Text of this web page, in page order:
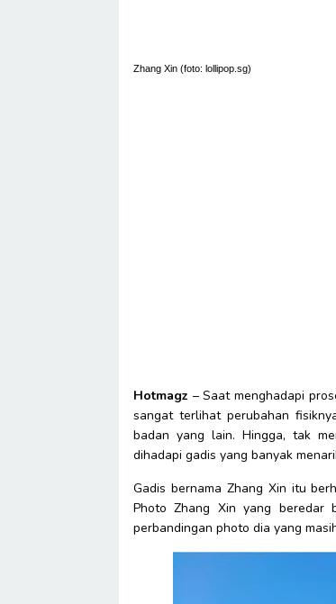
Zhang Xin (foto: lollipop.sg)
Hotmagz – Saat menghadapi
sangat terlihat perubahan
badan yang lain. Hingga, tak
dihadapi gadis yang banyak
Gadis bernama Zhang Xin itu
Photo Zhang Xin yang beredar
perbandingan photo dia yang